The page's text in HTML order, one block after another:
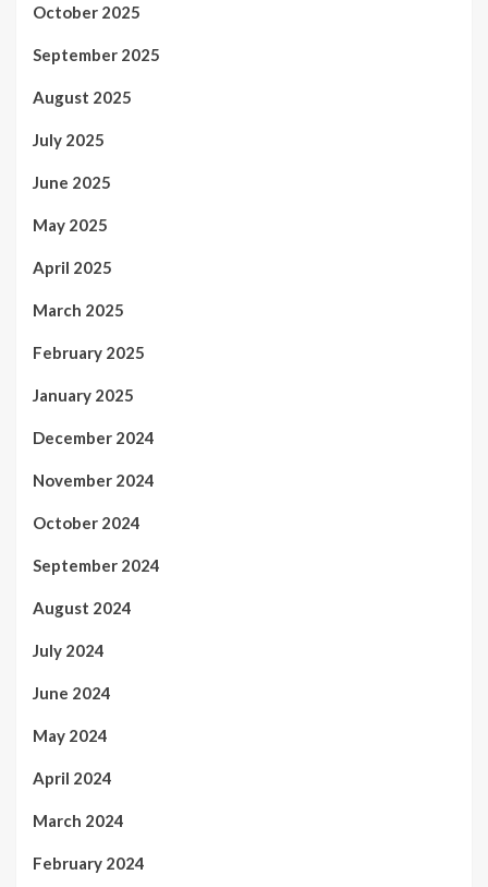
October 2025
September 2025
August 2025
July 2025
June 2025
May 2025
April 2025
March 2025
February 2025
January 2025
December 2024
November 2024
October 2024
September 2024
August 2024
July 2024
June 2024
May 2024
April 2024
March 2024
February 2024